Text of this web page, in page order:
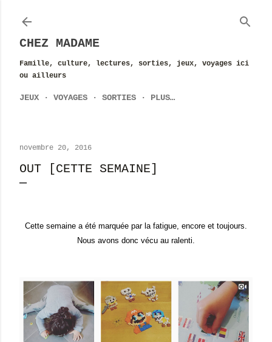
CHEZ MADAME
Famille, culture, lectures, sorties, jeux, voyages ici
ou ailleurs
JEUX VOYAGES SORTIES PLUS…
novembre 20, 2016
OUT [CETTE SEMAINE]
Cette semaine a été marquée par la fatigue, encore et toujours.
Nous avons donc vécu au ralenti.